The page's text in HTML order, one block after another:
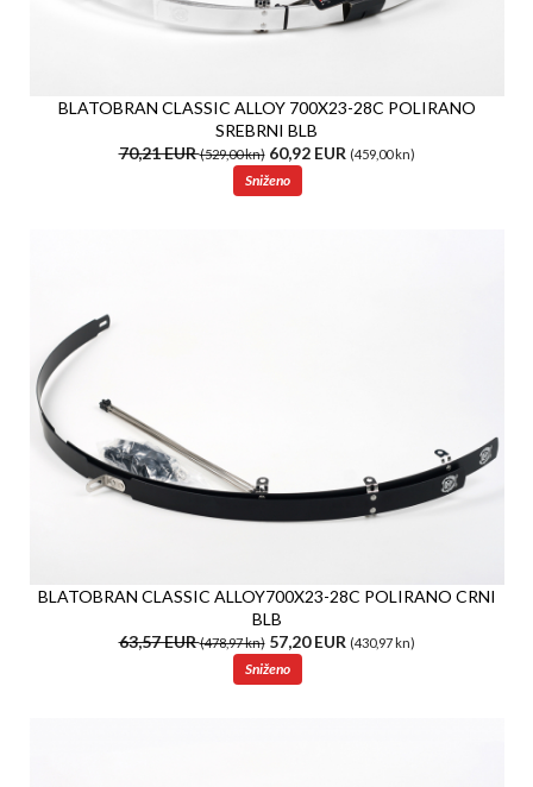
BLATOBRAN CLASSIC ALLOY 700X23-28C POLIRANO
SREBRNI BLB
70,21 EUR(529,00 kn)60,92 EUR (459,00 kn)
Sniženo
BLATOBRAN CLASSIC ALLOY700X23-28C POLIRANO CRNI
BLB
63,57 EUR(478,97 kn)57,20 EUR (430,97 kn)
Sniženo